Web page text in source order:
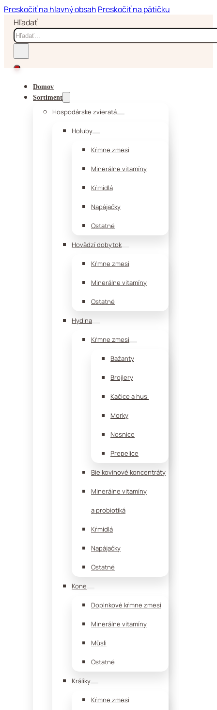
Preskočiť na hlavný obsah Preskočiť na pätičku
Hľadať
Domov
Sortiment
Hospodárske zvieratá
Holuby
Kŕmne zmesi
Minerálne vitamíny
Kŕmidlá
Napájačky
Ostatné
Hovädzí dobytok
Kŕmne zmesi
Minerálne vitamíny
Ostatné
Hydina
Kŕmne zmesi
Bažanty
Brojlery
Kačice a husi
Morky
Nosnice
Prepelice
Bielkovinové koncentráty
Minerálne vitamíny
a probiotiká
Kŕmidlá
Napájačky
Ostatné
Kone
Doplnkové kŕmne zmesi
Minerálne vitamíny
Müsli
Ostatné
Králiky
Kŕmne zmesi